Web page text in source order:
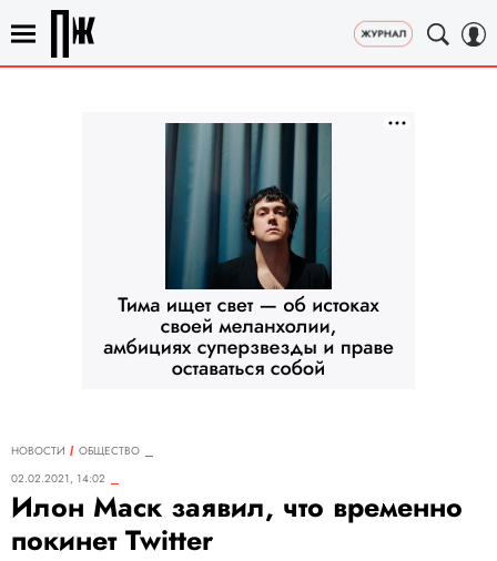
НОВОСТИ
ОБЩЕСТВО
02.02.2021, 14:02
Илон Маск заявил, что временно
покинет Twitter